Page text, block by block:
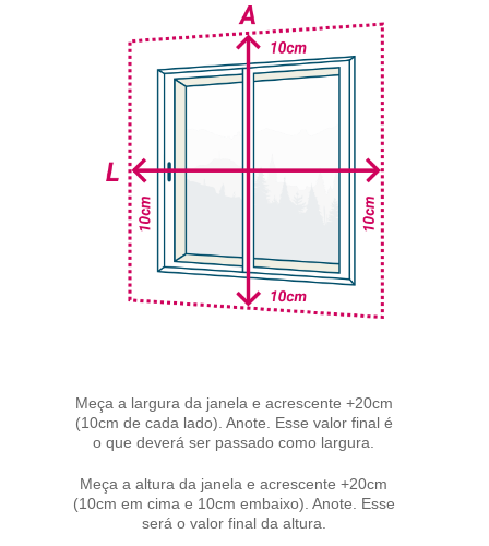
Meça a largura da janela e acrescente +20cm
(10cm de cada lado). Anote. Esse valor final é
o que deverá ser passado como largura.
Meça a altura da janela e acrescente +20cm
(10cm em cima e 10cm embaixo). Anote. Esse
será o valor final da altura.